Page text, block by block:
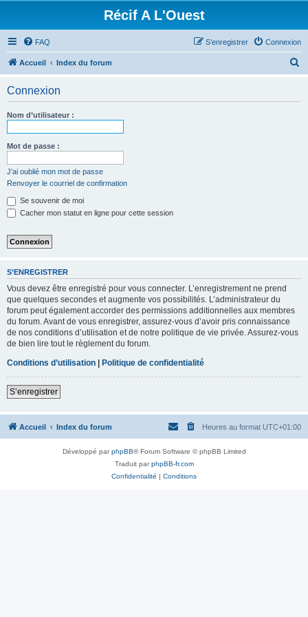
Récif A L'Ouest
FAQ Connexion
S’enregistrer
Accueil Index du forum
Connexion
Nom d’utilisateur :
Mot de passe :
J’ai oublié mon mot de passe
Renvoyer le courriel de confirmation
Se souvenir de moi
Cacher mon statut en ligne pour cette session
S’ENREGISTRER
Vous devez être enregistré pour vous connecter. L’enregistrement ne prend
que quelques secondes et augmente vos possibilités. L’administrateur du
forum peut également accorder des permissions additionnelles aux membres
du forum. Avant de vous enregistrer, assurez-vous d’avoir pris connaissance
de nos conditions d’utilisation et de notre politique de vie privée. Assurez-vous
de bien lire tout le règlement du forum.
Conditions d’utilisation | Politique de confidentialité
S’enregistrer
Accueil Index du forum Heures au format UTC+01:00
Développé parphpBB® Forum Software © phpBB Limited
Traduit parphpBB-fr.com
Confidentialité | Conditions